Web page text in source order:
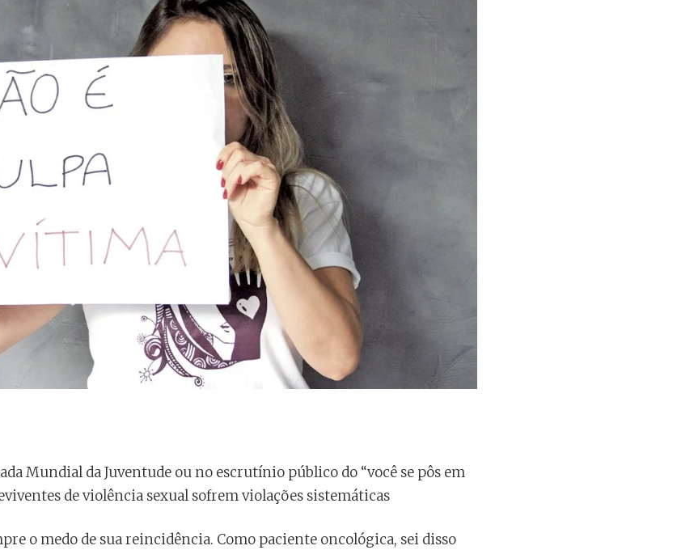
Mundial da Juventude ou no escrutínio público do “você se pôs em
de violência sexual sofrem violações sistemáticas
o medo de sua reincidência. Como paciente oncológica, sei disso